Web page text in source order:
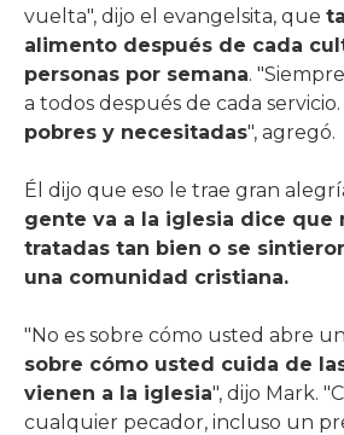
vuelta", dijo el evangelsita, que
alimento después de cada
personas por semana.
a todos después de cada servicio.
pobres y necesitadas", agregó.
Él dijo que eso le trae gran
gente va a la iglesia dice que
tratadas tan bien o se
una comunidad cristiana.
"No es sobre cómo usted abre
sobre cómo usted cuida de
vienen a la iglesia", dijo Mark.
cualquier pecador, incluso un